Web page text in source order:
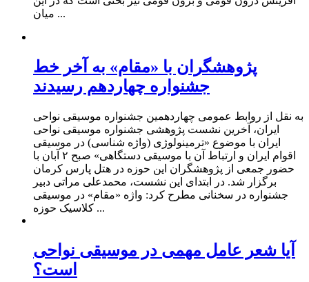
میان ...
پژوهشگران با «مقام» به آخر خط
جشنواره چهاردهم رسیدند
به نقل از روابط عمومی چهاردهمین جشنواره موسیقی نواحی
ایران، آخرین نشست پژوهشی جشنواره موسیقی نواحی
ایران با موضوع «ترمینولوژی (واژه شناسی) در موسیقی
اقوام ایران و ارتباط آن با موسیقی دستگاهی» صبح ۲ آبان با
حضور جمعی از پژوهشگران این حوزه در هتل پارس کرمان
برگزار شد. در ابتدای این نشست، محمدعلی مراتی دبیر
جشنواره در سخنانی مطرح کرد: واژه «مقام» در موسیقی
کلاسیک حوزه ...
آیا شعر عامل مهمی در موسیقی نواحی
است؟